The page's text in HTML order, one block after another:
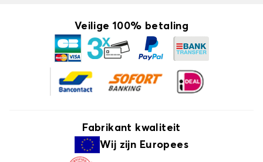
Veilige 100% betaling
Fabrikant kwaliteit
Wij zijn Europees